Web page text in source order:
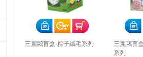
三麗鷗盲盒-粽子絨毛系列
三麗鷗盲
系列